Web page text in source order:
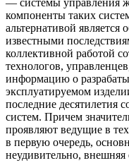
компоненты таких
альтернативой
известными
коллективной работой
технологов,
информацию о
эксплуатируемом
последние десятилетия
систем. Причем
проявляют ведущие в
в первую очередь,
неудивительно, внешняя